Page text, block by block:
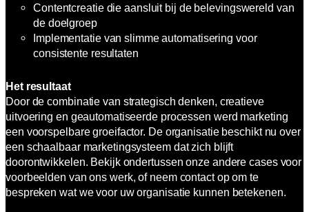
Contentcreatie die aansluit bij de belevingswereld van
de doelgroep
Implementatie van slimme automatisering voor
consistente resultaten
Het resultaat
Door de combinatie van strategisch denken, creatieve
uitvoering en geautomatiseerde processen werd marketing
een voorspelbare groeifactor. De organisatie beschikt nu over
een schaalbaar marketingsysteem dat zich blijft
doorontwikkelen. Bekijk ondertussen onze andere cases voor
voorbeelden van ons werk, of neem contact op om te
bespreken wat we voor uw organisatie kunnen betekenen.